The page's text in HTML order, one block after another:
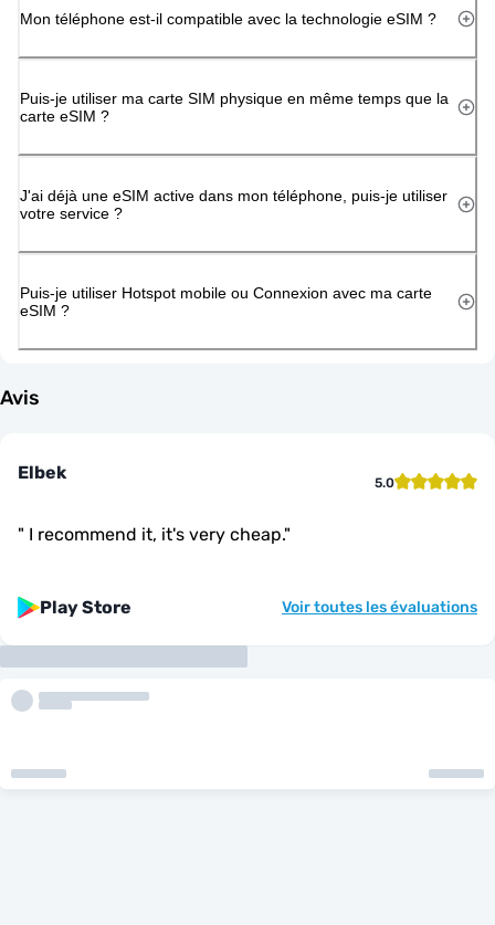
Mon téléphone est-il compatible avec la technologie eSIM ?
Puis-je utiliser ma carte SIM physique en même temps que la
carte eSIM ?
J'ai déjà une eSIM active dans mon téléphone, puis-je utiliser
votre service ?
Puis-je utiliser Hotspot mobile ou Connexion avec ma carte
eSIM ?
Avis
Elbek 5.0
" I recommend it, it's very cheap."
Play Store Voir toutes les évaluations